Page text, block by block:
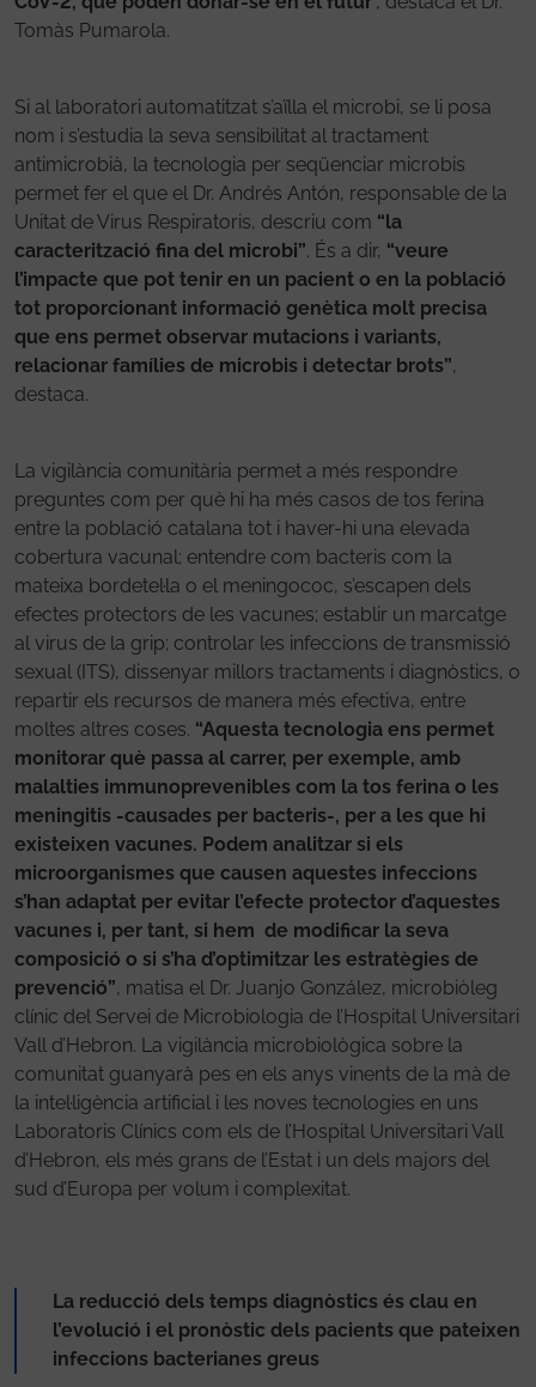
Tomàs Pumarola.
Si al laboratori automatitzat s’aïlla el microbi, se li posa
nom i s’estudia la seva sensibilitat al tractament
antimicrobià, la tecnologia per seqüenciar microbis
permet fer el que el Dr. Andrés Antón, responsable de la
Unitat de Virus Respiratoris, descriu com “la
caracterització fina del microbi”. És a dir, “veure
l’impacte que pot tenir en un pacient o en la població
tot proporcionant informació genètica molt precisa
que ens permet observar mutacions i variants,
relacionar famílies de microbis i detectar brots”,
destaca.
La vigilància comunitària permet a més respondre
preguntes com per què hi ha més casos de tos ferina
entre la població catalana tot i haver-hi una elevada
cobertura vacunal; entendre com bacteris com la
mateixa bordetel·la o el meningococ, s’escapen dels
efectes protectors de les vacunes; establir un marcatge
al virus de la grip; controlar les infeccions de transmissió
sexual (ITS), dissenyar millors tractaments i diagnòstics, o
repartir els recursos de manera més efectiva, entre
moltes altres coses. “Aquesta tecnologia ens permet
monitorar què passa al carrer, per exemple, amb
malalties immunoprevenibles com la tos ferina o les
meningitis -causades per bacteris-, per a les que hi
existeixen vacunes. Podem analitzar si els
microorganismes que causen aquestes infeccions
s’han adaptat per evitar l’efecte protector d’aquestes
vacunes i, per tant, si hem de modificar la seva
composició o si s’ha d’optimitzar les estratègies de
prevenció”, matisa el Dr. Juanjo González, microbiòleg
clínic del Servei de Microbiologia de l’Hospital Universitari
Vall d’Hebron. La vigilància microbiològica sobre la
comunitat guanyarà pes en els anys vinents de la mà de
la intel·ligència artificial i les noves tecnologies en uns
Laboratoris Clínics com els de l’Hospital Universitari Vall
d’Hebron, els més grans de l’Estat i un dels majors del
sud d’Europa per volum i complexitat.
La reducció dels temps diagnòstics és clau en
l’evolució i el pronòstic dels pacients que pateixen
infeccions bacterianes greus